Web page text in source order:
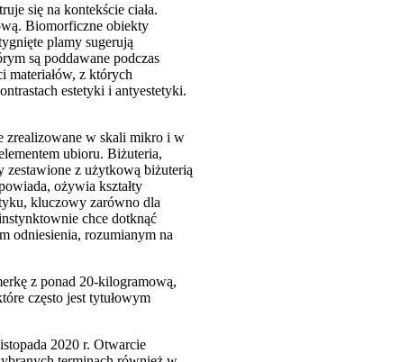
się na kontekście ciała.
Biomorficzne obiekty
plamy sugerują
są poddawane podczas
materiałów, z których
estetyki i antyestetyki.
zrealizowane w skali mikro i w
ubioru. Biżuteria,
zestawione z użytkową biżuterią
ożywia kształty
kluczowy zarówno dla
chce dotknąć
odniesienia, rozumianym na
z ponad 20-kilogramową,
często jest tytułowym
2020 r. Otwarcie